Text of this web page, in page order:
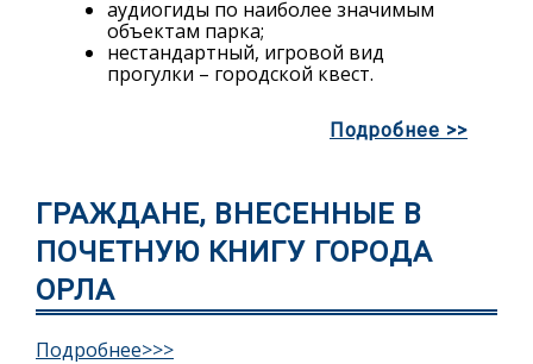
аудиогиды по наиболее значимым
объектам парка;
нестандартный, игровой вид
прогулки – городской квест.
Подробнее >>
ГРАЖДАНЕ, ВНЕСЕННЫЕ В
ПОЧЕТНУЮ КНИГУ ГОРОДА
ОРЛА
Подробнее>>>